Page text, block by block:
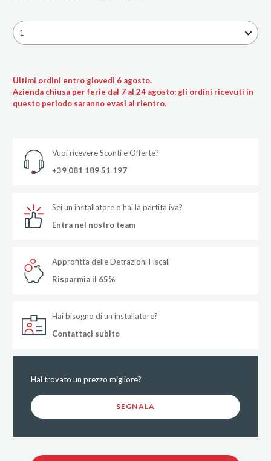
1
Ultimi ordini entro giovedì 6 agosto.
Azienda chiusa per ferie dal 7 al 24 agosto: gli ordini ricevuti in
questo periodo saranno evasi al rientro.
Vuoi ricevere Sconti e Offerte?
+39 081 189 51 197
Sei un installatore o hai la partita iva?
Entra nel nostro team
Approfitta delle Detrazioni Fiscali
Risparmia il 65%
Hai bisogno di un installatore?
Contattaci subito
Hai trovato un prezzo migliore?
SEGNALA